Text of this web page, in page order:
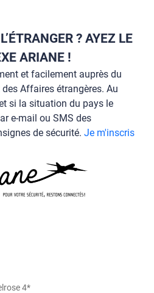
? AYEZ LE
ARIANE !
et facilement auprès du
Affaires étrangères. Au
si la situation du pays le
e-mail ou SMS des
de sécurité. Je m'inscris
4*